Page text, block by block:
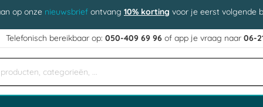
op onze nieuwsbrief ontvang 10% korting voor je eerst volgende
Telefonisch bereikbaar op:050-409 69 96 of app je vraag naar06-